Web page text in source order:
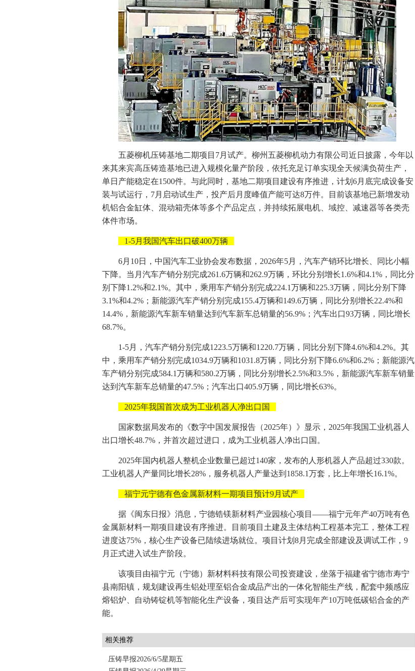
五菱柳机压铸基地二期项目7月试产。柳州五菱柳机动力有限公司近日披露，今年以
来其来宾高压铸造基地已进入规模化量产阶段，依托充足订单实现全天候满负荷生产，
单日产能稳定在1500件。与此同时，基地二期项目建设有序推进，计划6月底完成设备安
装与试运行，7月启动试生产，投产后月度峰值产能可达8万件。目前该基地已新增发动
机铝合金缸体、混动箱壳体等多个产品定点，并持续拓展电机、域控、减速器等各类壳
体件市场。
1-5月我国汽车出口破400万辆
6月10日，中国汽车工业协会发布数据，2026年5月，汽车产销环比增长、同比小幅
下降。当月汽车产销分别完成261.6万辆和262.9万辆，环比分别增长1.6%和4.1%，同比分
别下降1.2%和2.1%。其中，乘用车产销分别完成224.1万辆和225.3万辆，同比分别下降
3.1%和4.2%；新能源汽车产销分别完成155.4万辆和149.6万辆，同比分别增长22.4%和
14.4%，新能源汽车新车销量达到汽车新车总销量的56.9%；汽车出口93万辆，同比增长
68.7%。
1-5月，汽车产销分别完成1223.5万辆和1220.7万辆，同比分别下降4.6%和4.2%。其
中，乘用车产销分别完成1034.9万辆和1031.8万辆，同比分别下降6.6%和6.2%；新能源汽
车产销分别完成584.1万辆和580.2万辆，同比分别增长2.5%和3.5%，新能源汽车新车销量
达到汽车新车总销量的47.5%；汽车出口405.9万辆，同比增长63%。
2025年我国首次成为工业机器人净出口国
国家数据局发布的《数字中国发展报告（2025年）》显示，2025年我国工业机器人
出口增长48.7%，并首次超过进口，成为工业机器人净出口国。
2025年国内机器人整机企业数量已超过140家，发布的人形机器人产品超过330款。
工业机器人产量同比增长28%，服务机器人产量达到1858.1万套，比上年增长16.1%。
福宁元宁德有色金属新材料一期项目预计9月试产
据《闽东日报》消息，宁德锆镁新材料产业园核心项目——福宁元年产40万吨有色
金属新材料一期项目建设有序推进。目前项目土建及主体结构工程基本完工，整体工程
进度达75%，核心生产设备已陆续进场就位。项目计划8月完成全部建设及调试工作，9
月正式进入试生产阶段。
该项目由福宁元（宁德）新材料科技有限公司投资建设，坐落于福建省宁德市寿宁
县南阳镇，规划建设再生铝处理至铝合金成品产出的一体化智能生产线，配套中频感应
熔铝炉、自动铸锭机等智能化生产设备，项目达产后可实现年产10万吨低碳铝合金的产
能。
相关推荐
压铸早报2026/6/5星期五